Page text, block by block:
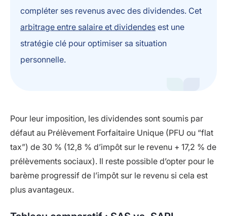
compléter ses revenus avec des dividendes. Cet
arbitrage entre salaire et dividendes est une
stratégie clé pour optimiser sa situation
personnelle.
Pour leur imposition, les dividendes sont soumis par
défaut au Prélèvement Forfaitaire Unique (PFU ou “flat
tax”) de 30 % (12,8 % d’impôt sur le revenu + 17,2 % de
prélèvements sociaux). Il reste possible d’opter pour le
barème progressif de l’impôt sur le revenu si cela est
plus avantageux.